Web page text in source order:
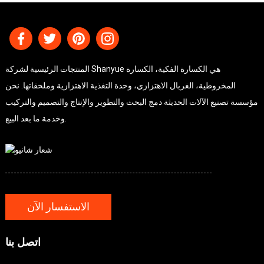
المنتجات الرئيسية لشركة Shanyue هي الكسارة الفكية، الكسارة
المخروطية، الغربال الاهتزازي، وحدة التغذية الاهتزازية وملحقاتها. نحن
مؤسسة تصنيع الآلات الحديثة دمج البحث والتطوير والإنتاج والتصميم والتركيب
الاستفسار الآن
اتصل بنا